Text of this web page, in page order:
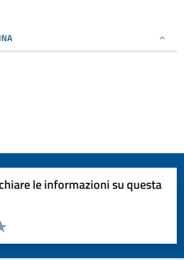
le informazioni su questa
pagina
5 stelle su 5
4 stelle su 5
su 5
su 5
5